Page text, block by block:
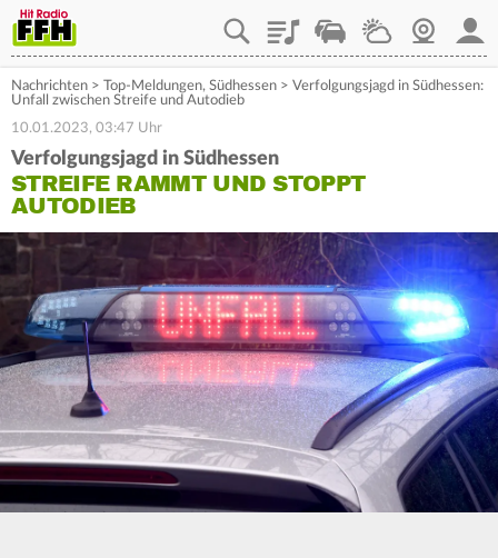
PlaylistStaupilotWetterWebcam
Nachrichten > Top-Meldungen, Südhessen > Verfolgungsjagd in Südhessen:
Unfall zwischen Streife und Autodieb
10.01.2023, 03:47 Uhr
Verfolgungsjagd in Südhessen
STREIFE RAMMT UND STOPPT
AUTODIEB